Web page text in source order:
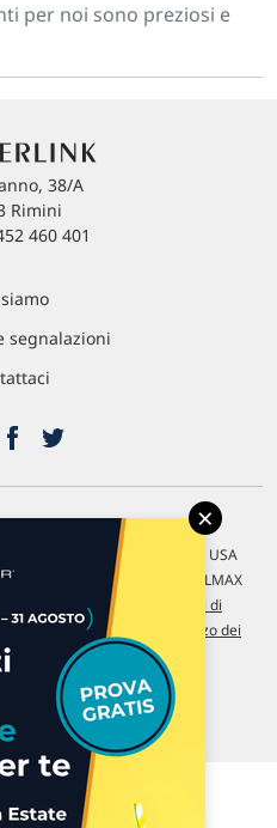
per noi sono preziosi e
38/A
Rimini
460 401
segnalazioni
s.r.l.
di 15 min. / MERCATO USA
Quotazioni fornite da LMAX
delle nostre
Condizioni di
sulla privacy
Utilizzo dei
×